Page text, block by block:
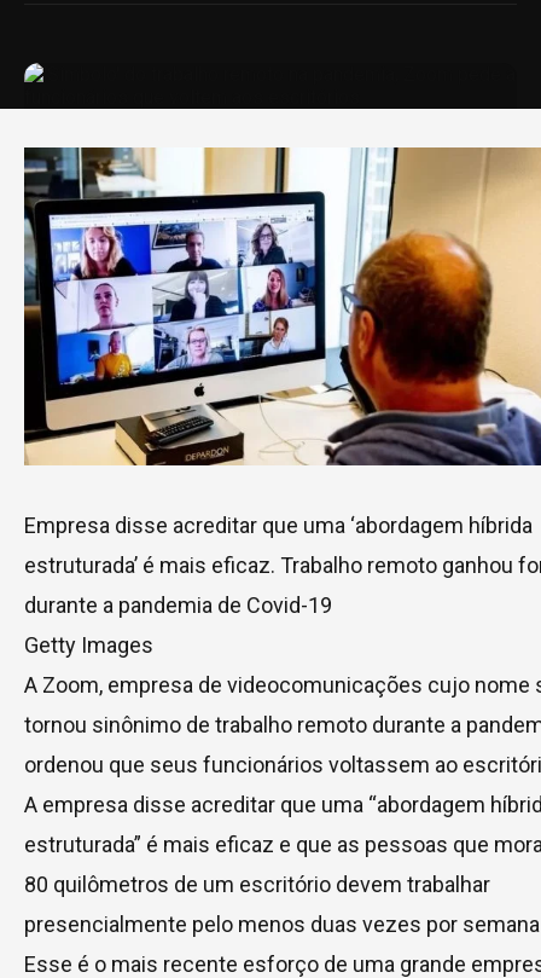
Empresa disse acreditar que uma ‘abordagem híbrida
estruturada’ é mais eficaz. Trabalho remoto ganhou
durante a pandemia de Covid-19
Getty Images
A Zoom, empresa de videocomunicações cujo nome
tornou sinônimo de trabalho remoto durante a
ordenou que seus funcionários voltassem ao
A empresa disse acreditar que uma “abordagem
estruturada” é mais eficaz e que as pessoas que
80 quilômetros de um escritório devem trabalhar
presencialmente pelo menos duas vezes por
Esse é o mais recente esforço de uma grande